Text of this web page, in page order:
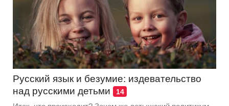
Русский язык и безумие: издевательство
над русскими детьми
14